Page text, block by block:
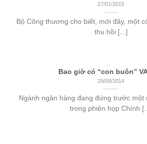
27/01/2015
Bộ Công thương cho biết, mới đây, một
thu hồi [...]
Bao giờ có “con buôn”
29/09/2014
Ngành ngân hàng đang đứng trước một
trong phiên họp Chính